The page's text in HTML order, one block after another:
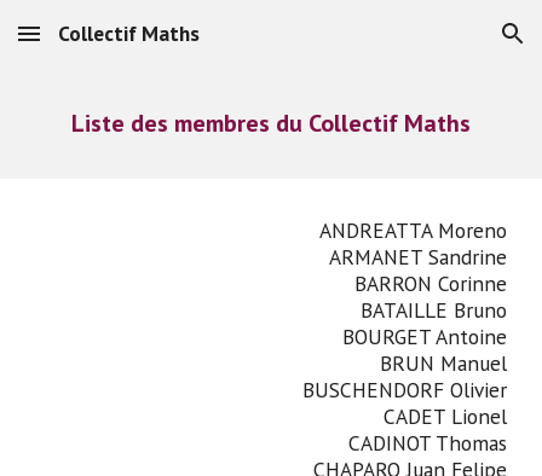
Skip to main content Skip to navigation
Collectif Maths
Liste des membres du Collectif Maths
ANDREATTA Moreno
ARMANET Sandrine
BARRON Corinne
BATAILLE Bruno
BOURGET Antoine
BRUN Manuel
BUSCHENDORF Olivier
CADET Lionel
CADINOT Thomas
CHAPARO Juan Felipe